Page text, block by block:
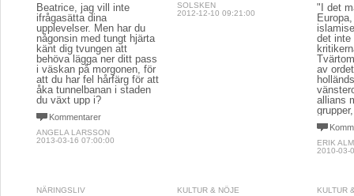
Beatrice, jag vill inte
ifrågasätta dina
upplevelser. Men har du
någonsin med tungt hjärta
känt dig tvungen att
behöva lägga ner ditt pass
i väskan på morgonen, för
att du har fel hårfärg för att
åka tunnelbanan i staden
du växt upp i?
Kommentarer
ANGELA LARSSON
2013-03-16 07:00:00
SOLSKEN
2012-12-10 09:21:00
"I det
det inte
av
allians
ERIK
2010-03-
NÄRINGSLIV KULTUR & NÖJE KULTUR